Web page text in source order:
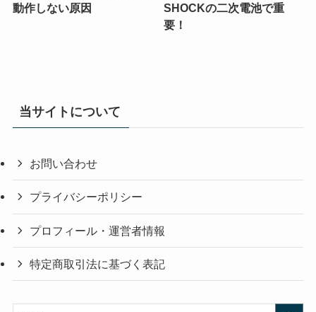
動作しない原因
SHOCKの二次電池で重
要！
当サイトについて
お問い合わせ
プライバシーポリシー
プロフィール・運営者情報
特定商取引法に基づく表記